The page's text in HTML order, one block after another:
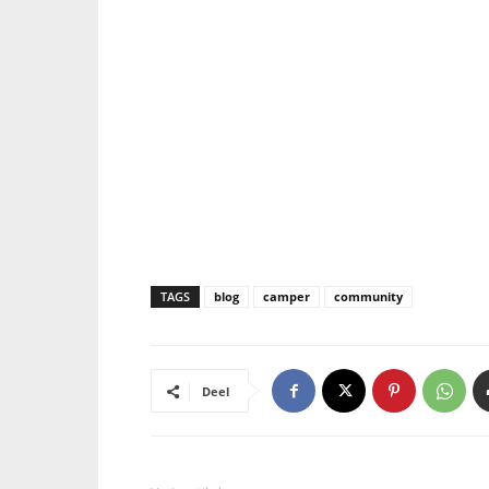
TAGS blog camper community
Deel